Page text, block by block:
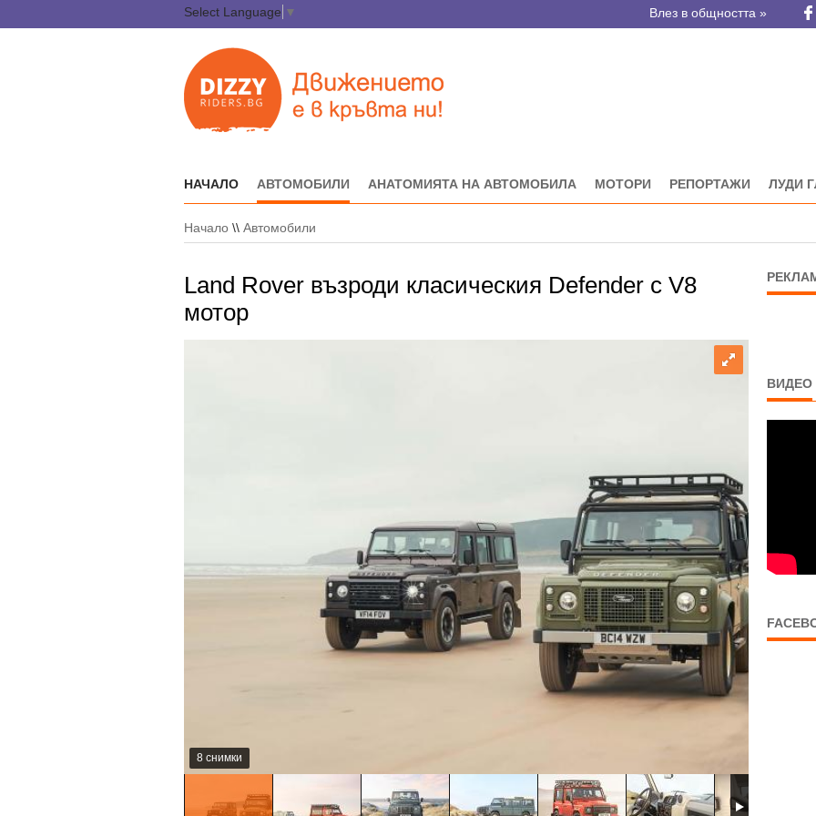
Select Language ▼ Влез в общността »
НАЧАЛО АВТОМОБИЛИ АНАТОМИЯТА НА АВТОМОБИЛА МОТОРИ РЕПОРТАЖИ ЛУДИ
Начало \\ Автомобили
Land Rover възроди класическия Defender с V8
мотор
8 снимки
ВИДЕО